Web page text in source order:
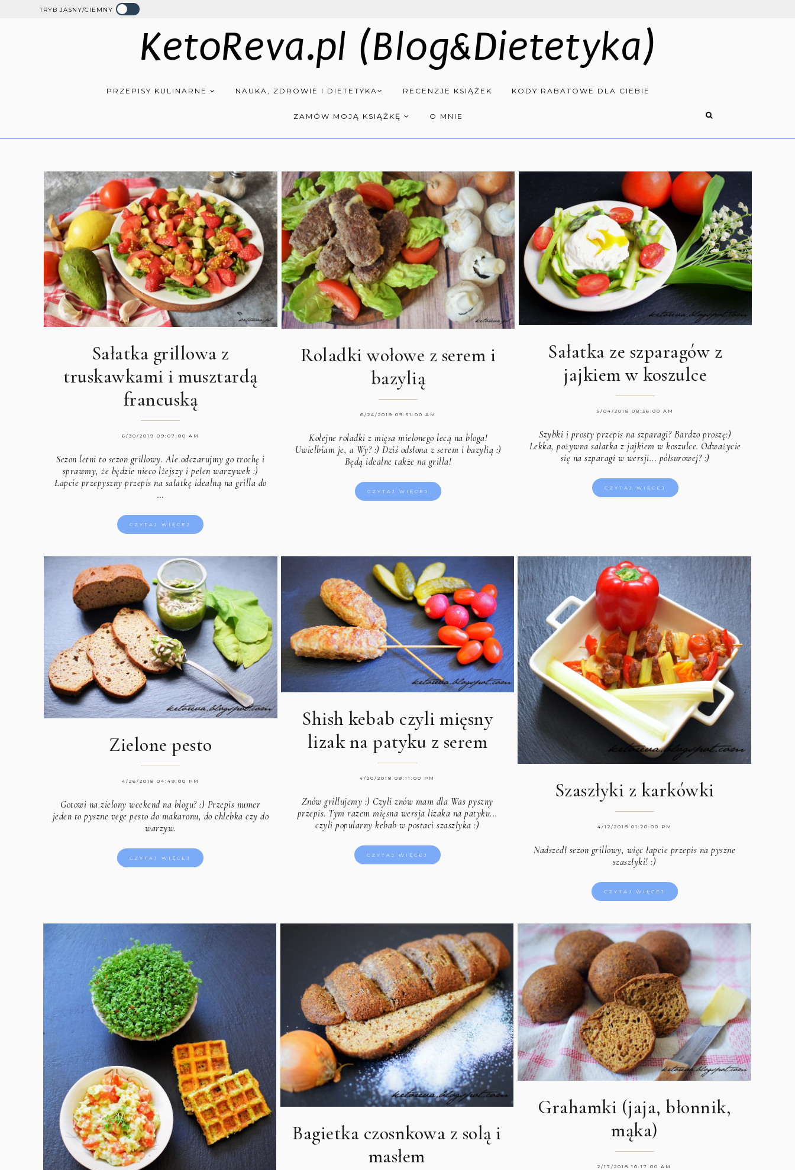
TRYB JASNY/CIEMNY
KetoReva.pl (Blog&Dietetyka)
PRZEPISY KULINARNE NAUKA, ZDROWIE I DIETETYKA RECENZJE KSIĄŻEK KODY RABATOWE DLA CIEBIE
ZAMÓW MOJĄ KSIĄŻKĘ O MNIE
Sałatka grillowa z
truskawkami i musztardą
francuską
6/30/2019 09:07:00 AM
Sezon letni to sezon grillowy. Ale odczarujmy go trochę i
sprawmy, że będzie nieco lżejszy i pełen warzywek :)
Łapcie przepyszny przepis na sałatkę idealną na grilla do
…
CZYTAJ WIĘCEJ
Roladki wołowe z serem i
bazylią
6/24/2019 09:51:00 AM
Kolejne roladki z mięsa mielonego lecą na bloga!
Uwielbiam je, a Wy? :) Dziś odsłona z serem i bazylią :)
Będą idealne także na grilla!
CZYTAJ WIĘCEJ
Sałatka ze szparagów z
jajkiem w koszulce
5/04/2018 08:36:00 AM
Szybki i prosty przepis na szparagi? Bardzo proszę:)
Lekka, pożywna sałatka z jajkiem w koszulce. Odważycie
się na szparagi w wersji... półsurowej? :)
CZYTAJ WIĘCEJ
Zielone pesto
4/26/2018 04:49:00 PM
Gotowi na zielony weekend na blogu? :) Przepis numer
jeden to pyszne vege pesto do makaronu, do chlebka czy do
warzyw.
CZYTAJ WIĘCEJ
Shish kebab czyli mięsny
lizak na patyku z serem
4/20/2018 09:11:00 PM
Znów grillujemy :) Czyli znów mam dla Was pyszny
przepis. Tym razem mięsna wersja lizaka na patyku...
czyli popularny kebab w postaci szaszłyka :)
CZYTAJ WIĘCEJ
Szaszłyki z karkówki
4/12/2018 01:20:00 PM
Nadszedł sezon grillowy, więc łapcie przepis na pyszne
szaszłyki! :)
CZYTAJ WIĘCEJ
Bagietka czosnkowa z solą i
masłem
Grahamki (jaja, błonnik,
mąka)
2/17/2018 10:17:00 AM